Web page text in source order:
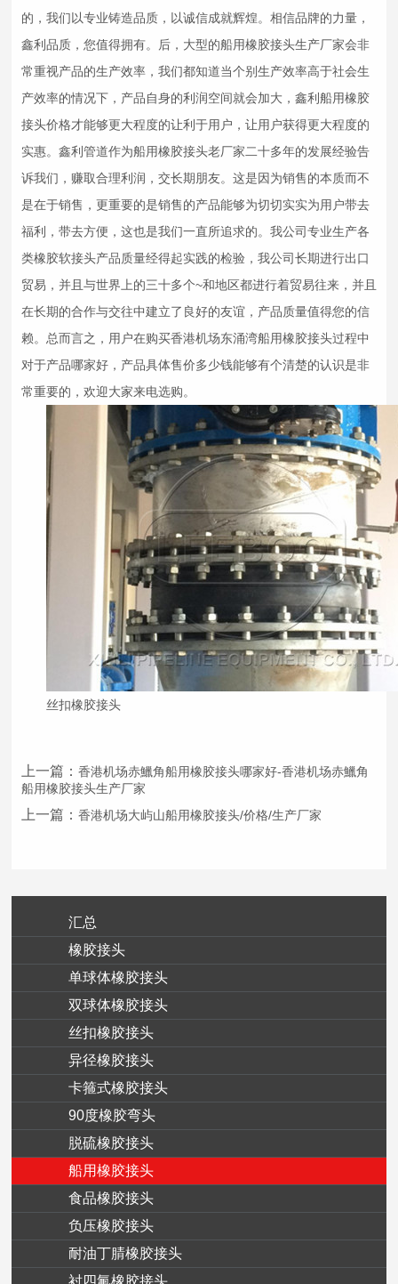
的，我们以专业铸造品质，以诚信成就辉煌。相信品牌的力量，
鑫利品质，您值得拥有。后，大型的船用橡胶接头生产厂家会非
常重视产品的生产效率，我们都知道当个别生产效率高于社会生
产效率的情况下，产品自身的利润空间就会加大，鑫利船用橡胶
接头价格才能够更大程度的让利于用户，让用户获得更大程度的
实惠。鑫利管道作为船用橡胶接头老厂家二十多年的发展经验告
诉我们，赚取合理利润，交长期朋友。这是因为销售的本质而不
是在于销售，更重要的是销售的产品能够为切切实实为用户带去
福利，带去方便，这也是我们一直所追求的。我公司专业生产各
类橡胶软接头产品质量经得起实践的检验，我公司长期进行出口
贸易，并且与世界上的三十多个~和地区都进行着贸易往来，并且
在长期的合作与交往中建立了良好的友谊，产品质量值得您的信
赖。总而言之，用户在购买香港机场东涌湾船用橡胶接头过程中
对于产品哪家好，产品具体售价多少钱能够有个清楚的认识是非
常重要的，欢迎大家来电选购。
丝扣橡胶接头
上一篇： 香港机场赤鱲角船用橡胶接头哪家好-香港机场赤鱲角
船用橡胶接头生产厂家
上一篇： 香港机场大屿山船用橡胶接头/价格/生产厂家
汇总
橡胶接头
单球体橡胶接头
双球体橡胶接头
丝扣橡胶接头
异径橡胶接头
卡箍式橡胶接头
90度橡胶弯头
脱硫橡胶接头
船用橡胶接头
食品橡胶接头
负压橡胶接头
耐油丁腈橡胶接头
衬四氟橡胶接头